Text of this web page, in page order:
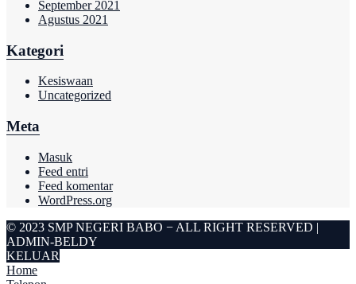
September 2021
Agustus 2021
Kategori
Kesiswaan
Uncategorized
Meta
Masuk
Feed entri
Feed komentar
WordPress.org
© 2023 SMP NEGERI BABO − ALL RIGHT RESERVED |
ADMIN-BELDY
KELUAR
Home